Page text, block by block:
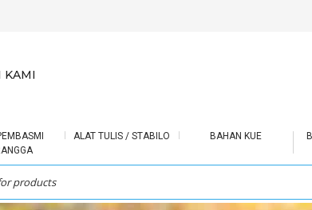
KAMI
ALAT TULIS / STABILO BAHAN KUE